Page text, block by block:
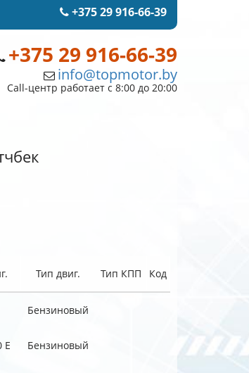
+375 29 916-66-39
+375 29 916-66-39
info@topmotor.by
Call-центр работает с 8:00 до 20:00
Тип двиг. Тип КПП Код
Бензиновый
E Бензиновый